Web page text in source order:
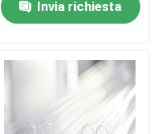
applicazioni industriali
Invia richiesta